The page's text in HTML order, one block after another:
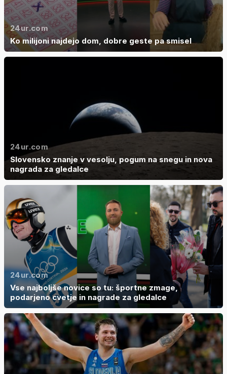
24ur.com
Ko milijoni najdejo dom, dobre geste pa smisel
24ur.com
Slovensko znanje v vesolju, pogum na snegu in nova
nagrada za gledalce
24ur.com
Vse najboljše novice so tu: športne zmage,
podarjeno cvetje in nagrade za gledalce